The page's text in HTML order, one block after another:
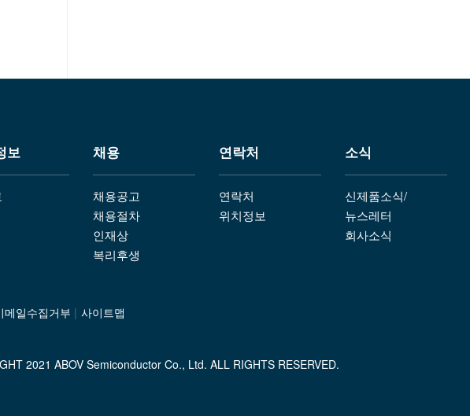
보 채용
채용공고
채용절차
인재상
복리후생
연락처
연락처
위치정보
소식
신제품소식/
뉴스레터
회사소식
메일수집거부 | 사이트맵
2021 ABOV Semiconductor Co., Ltd. ALL RIGHTS RESERVED.